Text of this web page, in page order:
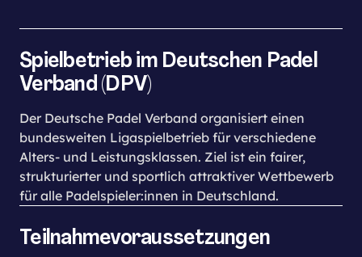
qualifiziert: Damen: Condor Hamburg, Füchse
Füchse Berlin Ü30: Grötzingen, Espelkamp,
Condor Hamburg, Idstein Ü40: Espelkamp,
Weyhe, Füchse Berlin
Spielbetrieb im Deutschen Padel
Verband (DPV)
Der Deutsche Padel Verband organisiert einen
bundesweiten Ligaspielbetrieb für verschiedene
Alters- und Leistungsklassen. Ziel ist ein fairer,
strukturierter und sportlich attraktiver Wettbewerb
für alle Padelspieler:innen in Deutschland.
Teilnahmevoraussetzungen